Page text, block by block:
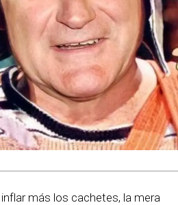
más los cachetes, la mera